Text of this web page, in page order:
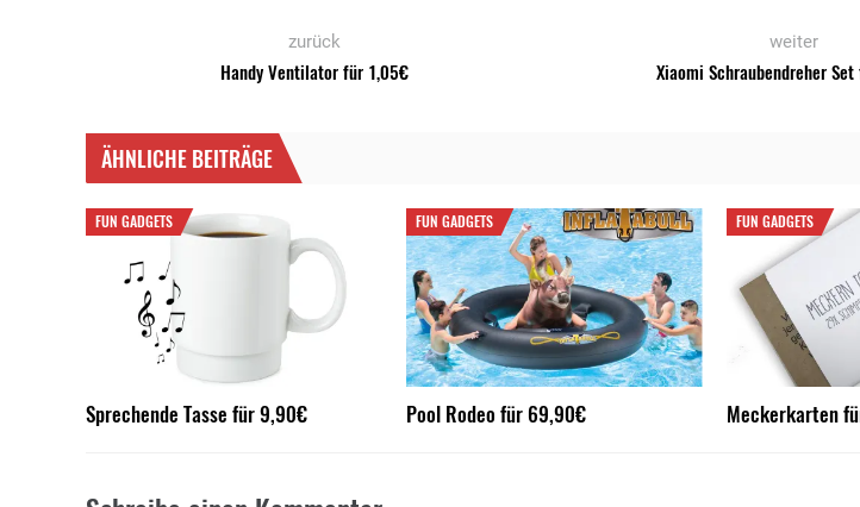
zurück
Handy Ventilator für 1,05€
weiter
Xiaomi Schraubendreher
ÄHNLICHE BEITRÄGE
FUN GADGETS
Sprechende Tasse für 9,90€
FUN GADGETS
Pool Rodeo für 69,90€
FUN GADGETS
Meckerkarten